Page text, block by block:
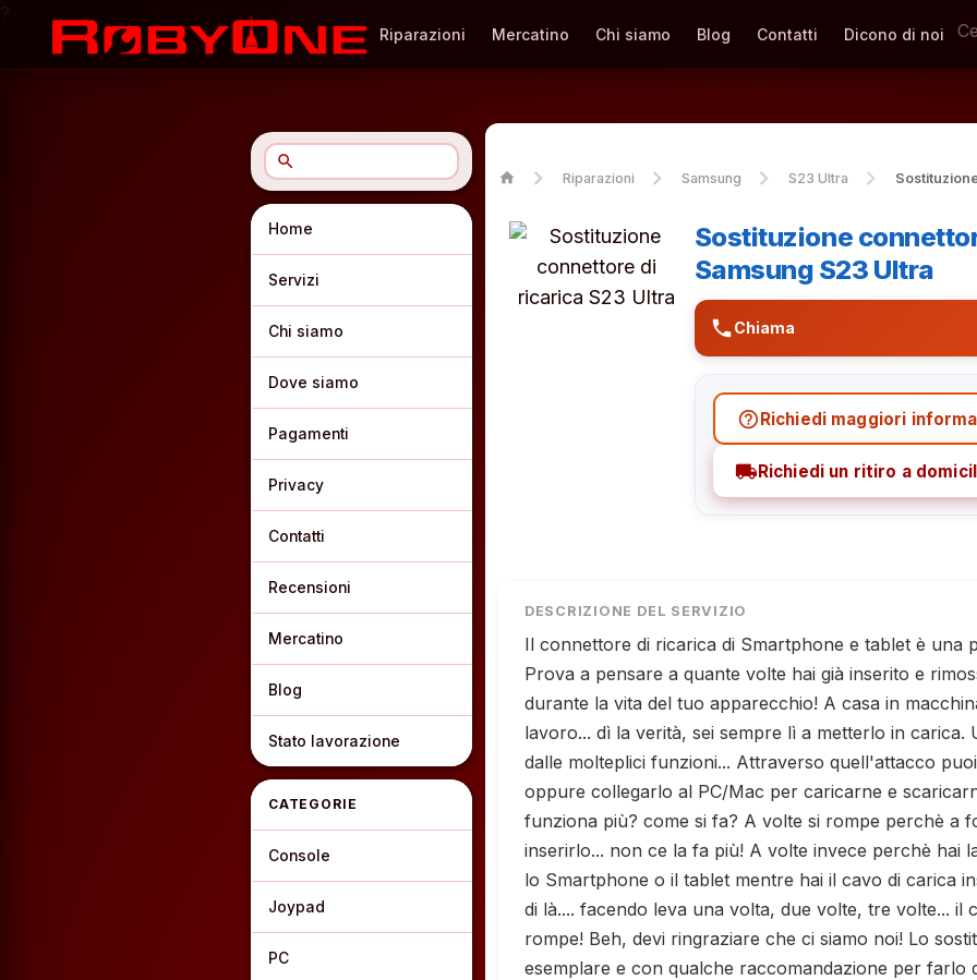
Riparazioni Mercatino Chi siamo Blog Contatti Dicono di noi
search
Home
Servizi
Chi siamo
Dove siamo
Pagamenti
Privacy
Contatti
Recensioni
Mercatino
Blog
Stato lavorazione
CATEGORIE
Console
Joypad
PC
home Riparazioni Samsung S23 Ultra
Sostituzione
Samsung S23 Ultra
phoneChiama
help_outlineRichiedi maggiori
local_shippingRichiedi un ritiro a
DESCRIZIONE DEL SERVIZIO
Il connettore di ricarica di Smartphone e tablet è una
Prova a pensare a quante volte hai già inserito e
durante la vita del tuo apparecchio! A casa in
lavoro... dì la verità, sei sempre lì a metterlo in
dalle molteplici funzioni... Attraverso quell'attacco
oppure collegarlo al PC/Mac per caricarne e
funziona più? come si fa? A volte si rompe perchè a
inserirlo... non ce la fa più! A volte invece perchè hai
lo Smartphone o il tablet mentre hai il cavo di carica
di là.... facendo leva una volta, due volte, tre volte... il
rompe! Beh, devi ringraziare che ci siamo noi! Lo
esemplare e con qualche raccomandazione per farlo